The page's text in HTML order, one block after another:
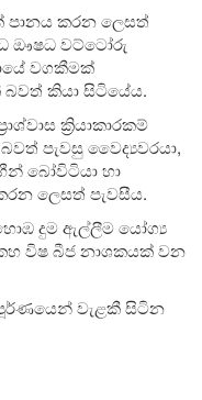
කරන ලෙසත්
ඖෂධ වට්ටෝරු
වගකීමක්
කියා සිටියේය.
ක්‍රියාකාරකම්
පැවසු වෛද්‍යවරයා,
බෝවිටියා හා
ලෙසත් පැවසීය.
දුම ඇල්ලීම යෝග්‍ය
විෂ බීජ නාශකයක් වන
වැළකී සිටින